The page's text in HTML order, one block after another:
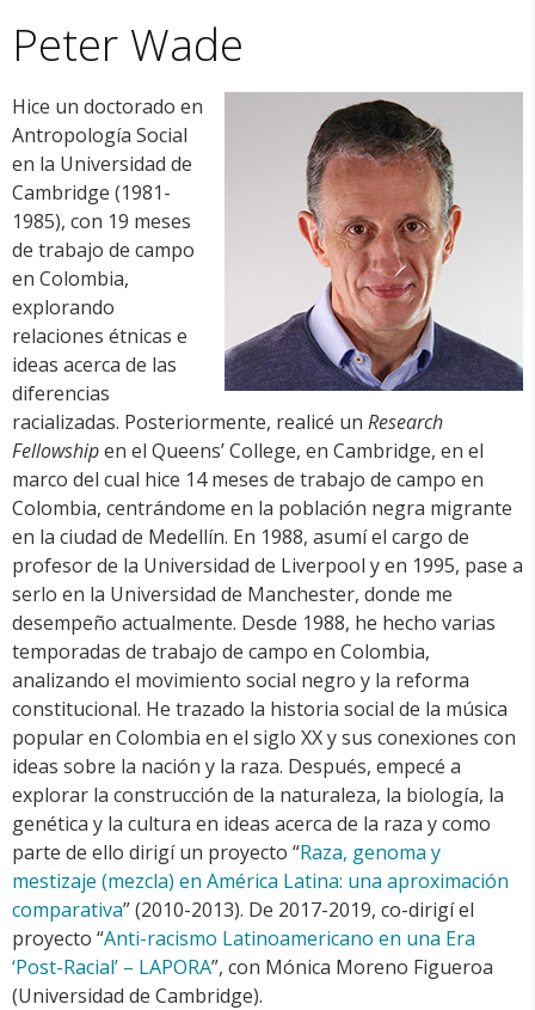
Peter Wade
Hice un doctorado en
Antropología Social
en la Universidad de
Cambridge (1981-
1985), con 19 meses
de trabajo de campo
en Colombia,
explorando
relaciones étnicas e
ideas acerca de las
diferencias
racializadas. Posteriormente, realicé un Research
Fellowshipen el Queens’ College, en Cambridge, en el
marco del cual hice 14 meses de trabajo de campo en
Colombia, centrándome en la población negra migrante
en la ciudad de Medellín. En 1988, asumí el cargo de
profesor de la Universidad de Liverpool y en 1995, pase a
serlo en la Universidad de Manchester, donde me
desempeño actualmente. Desde 1988, he hecho varias
temporadas de trabajo de campo en Colombia,
analizando el movimiento social negro y la reforma
constitucional. He trazado la historia social de la música
popular en Colombia en el siglo XX y sus conexiones con
ideas sobre la nación y la raza. Después, empecé a
explorar la construcción de la naturaleza, la biología, la
genética y la cultura en ideas acerca de la raza y como
parte de ello dirigí un proyecto “Raza, genoma y
mestizaje (mezcla) en América Latina: una aproximación
comparativa” (2010-2013). De 2017-2019, co-dirigí el
proyecto “Anti-racismo Latinoamericano en una Era
‘Post-Racial’ – LAPORA”, con Mónica Moreno Figueroa
(Universidad de Cambridge).